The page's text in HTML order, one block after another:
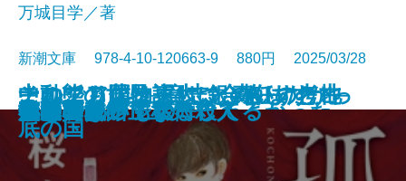
河を渡って木立の中へ
逃げろ逃げろ逃げろ！
灼熱の魂
銃を持つ花嫁
このクリニックはつぶれます！─
医療コンサル高柴一香の診断─
光の犬
中動態の世界─意志と責任の考古
学─
東大なんか入らなきゃよかった
それでも僕は東大に合格したかっ
た─偏差値35からの大逆転─
あの子とQ
万城目学／著
新潮文庫 978-4-10-120663-9 880円 2025/03/28
孤蝶の城
春のこわいもの
アマチュア
ナルニア国物語4 銀のいすと地
底の国
母親になって後悔してる
族長の秋
美澄真白の正なる殺人
小暮写眞館〔上〕
小暮写眞館〔下〕
沈むフランシス